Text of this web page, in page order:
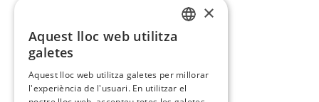
×
Aquest lloc web utilitza
galetes
Aquest lloc web utilitza galetes per millorar
l'experiència de l'usuari. En utilitzar el